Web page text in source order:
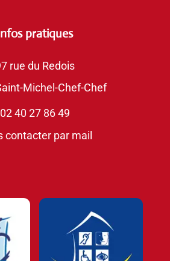
pratiques
rue du Redois
Michel-Chef-Chef
02 40 27 86 49
contacter par mail